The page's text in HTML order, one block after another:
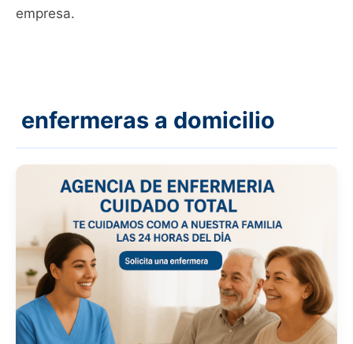
empresa.
enfermeras a domicilio